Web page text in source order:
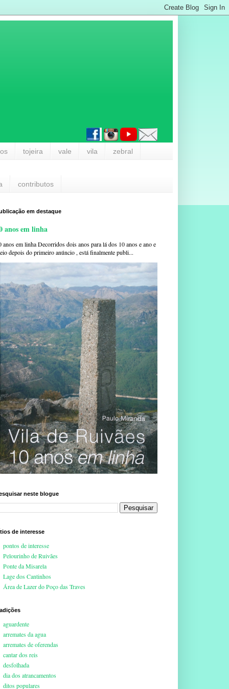
tojeira vale vila zebral
contributos
em destaque
anos em linha
anos em linha Decorridos dois anos para lá dos 10 anos e ano e
depois do primeiro anúncio , está finalmente publi...
neste blogue
de interesse
pontos de interesse
Pelourinho de Ruivães
Ponte da Misarela
Lage dos Cantinhos
Área de Lazer do Poço das Traves
aguardente
arremates da agua
arremates de oferendas
cantar dos reis
desfolhada
dia dos atrancamentos
ditos populares